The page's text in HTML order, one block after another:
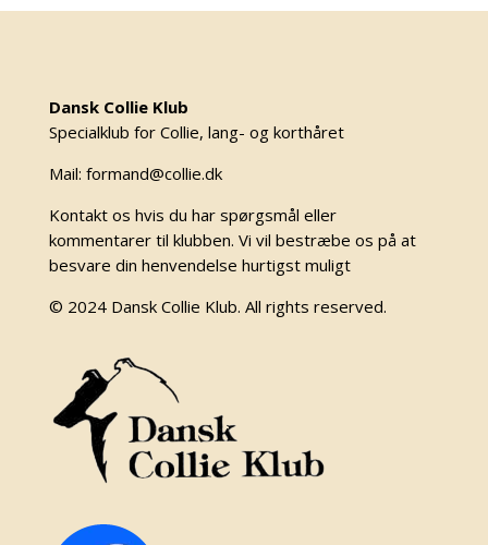
Dansk Collie Klub
Specialklub for Collie, lang- og korthåret
Mail: formand@collie.dk
Kontakt os hvis du har spørgsmål eller
kommentarer til klubben. Vi vil bestræbe os på at
besvare din henvendelse hurtigst muligt
© 2024 Dansk Collie Klub. All rights reserved.